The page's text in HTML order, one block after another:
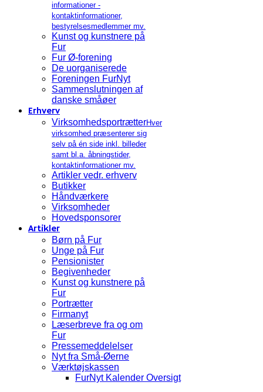
informationer -
kontaktinformationer,
bestyrelsesmedlemmer mv.
Kunst og kunstnere på
Fur
Fur Ø-forening
De uorganiserede
Foreningen FurNyt
Sammenslutningen af
danske småøer
Erhverv
VirksomhedsportrætterHver
virksomhed præsenterer sig
selv på én side inkl. billeder
samt bl.a. åbningstider,
kontaktinformationer mv.
Artikler vedr. erhverv
Butikker
Håndværkere
Virksomheder
Hovedsponsorer
Artikler
Børn på Fur
Unge på Fur
Pensionister
Begivenheder
Kunst og kunstnere på
Fur
Portrætter
Firmanyt
Læserbreve fra og om
Fur
Pressemeddelelser
Nyt fra Små-Øerne
Værktøjskassen
FurNyt Kalender Oversigt